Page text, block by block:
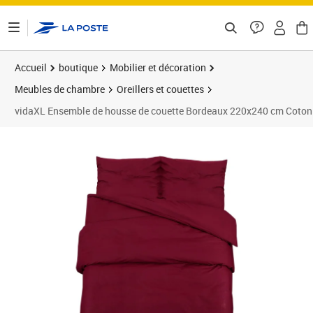
Accueil boutique
Mobilier et décoration
Meubles de chambre
Oreillers et couettes
vidaXL Ensemble de housse de couette Bordeaux 220x240 cm Coton